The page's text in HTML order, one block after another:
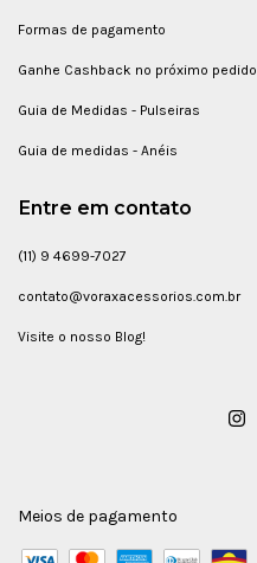
Formas de pagamento
Ganhe Cashback no próximo pedido
Guia de Medidas - Pulseiras
Guia de medidas - Anéis
Entre em contato
(11) 9 4699-7027
contato@voraxacessorios.com.br
Visite o nosso Blog!
Meios de pagamento